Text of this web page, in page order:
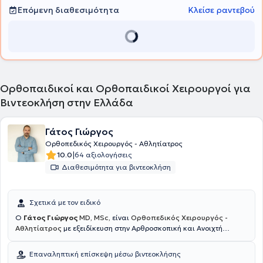
επιστημονικά συνέδρια στην Ελλάδα και το εξωτερικό, καθώς και
Επόμενη διαθεσιμότητα
Κλείσε ραντεβού
Ορθοπαιδικοί και Ορθοπαιδικοί Χειρουργοί για
Βιντεοκλήση στην Ελλάδα
Γάτος Γιώργος
Ορθοπεδικός Χειρουργός - Αθλητίατρος
10.0|64 αξιολογήσεις
Διαθεσιμότητα για βιντεοκλήση
Σχετικά με τον ειδικό
Ο Γάτος Γιώργος MD, MSc, είναι Ορθοπεδικός Χειρουργός -
Αθλητίατρος με εξειδίκευση στην Αρθροσκοπική και Ανοιχτή
Επανορθωτική χειρουργική και τις σύγχρονες συνδυαστικές
Βιολογικές θεραπείες. Διατηρεί ιδιωτικό ιατρείο στον Γέρακα, ενώ
Επαναληπτική επίσκεψη μέσω βιντεοκλήσης